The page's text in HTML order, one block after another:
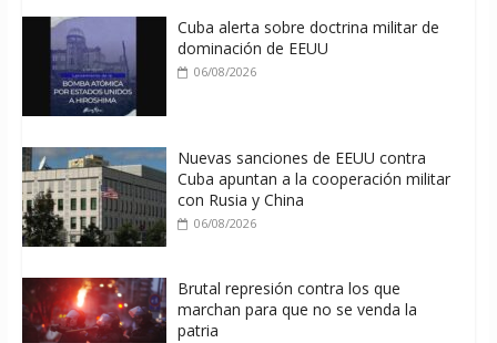
Cuba alerta sobre doctrina militar de
dominación de EEUU
06/08/2026
Nuevas sanciones de EEUU contra
Cuba apuntan a la cooperación militar
con Rusia y China
06/08/2026
Brutal represión contra los que
marchan para que no se venda la
patria